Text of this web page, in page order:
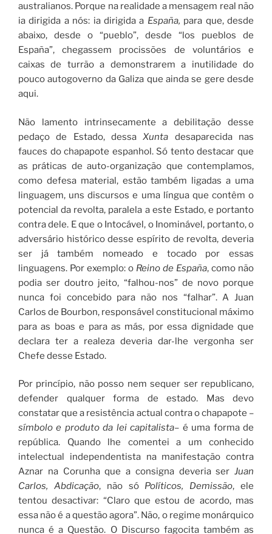
australianos. Porque na realidade a mensagem real não
ia dirigida a nós: ia dirigida a España, para que, desde
abaixo, desde o “pueblo”, desde “los pueblos de
España”, chegassem procissões de voluntários e
caixas de turrão a demonstrarem a inutilidade do
pouco autogoverno da Galiza que ainda se gere desde
aqui.
Não lamento intrinsecamente a debilitação desse
pedaço de Estado, dessa Xunta desaparecida nas
fauces do chapapote espanhol. Só tento destacar que
as práticas de auto-organização que contemplamos,
como defesa material, estão também ligadas a uma
linguagem, uns discursos e uma língua que contêm o
potencial da revolta, paralela a este Estado, e portanto
contra dele. E que o Intocável, o Inominável, portanto, o
adversário histórico desse espírito de revolta, deveria
ser já também nomeado e tocado por essas
linguagens. Por exemplo: o Reino de España, como não
podia ser doutro jeito, “falhou-nos” de novo porque
nunca foi concebido para não nos “falhar”. A Juan
Carlos de Bourbon, responsável constitucional máximo
para as boas e para as más, por essa dignidade que
declara ter a realeza deveria dar-lhe vergonha ser
Chefe desse Estado.
Por princípio, não posso nem sequer ser republicano,
defender qualquer forma de estado. Mas devo
constatar que a resistência actual contra o chapapote –
símbolo e produto da lei capitalista– é uma forma de
república. Quando lhe comentei a um conhecido
intelectual independentista na manifestação contra
Aznar na Corunha que a consigna deveria ser Juan
Carlos, Abdicação, não só Políticos, Demissão, ele
tentou desactivar: “Claro que estou de acordo, mas
essa não é a questão agora”. Não, o regime monárquico
nunca é a Questão. O Discurso fagocita também as